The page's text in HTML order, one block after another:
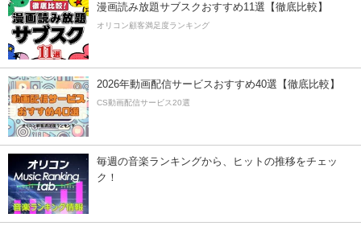
漫画読み放題サブスクおすすめ11選【徹底比較】
オリコン顧客満足度ランキング
2026年動画配信サービスおすすめ40選【徹底比較】
CS動画配信サービス20選
毎週の音楽ランキングから、ヒットの推移をチェッ
ク！